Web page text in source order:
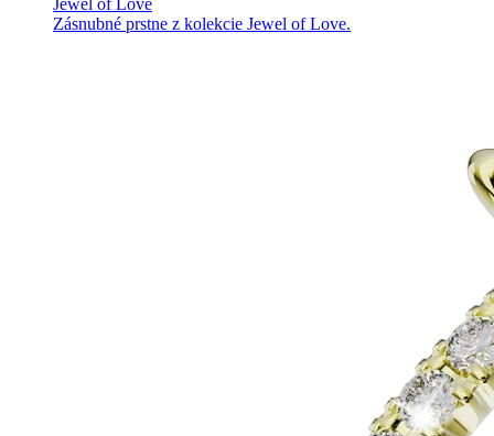
Jewel of Love
Zásnubné prstne z kolekcie Jewel of Love.